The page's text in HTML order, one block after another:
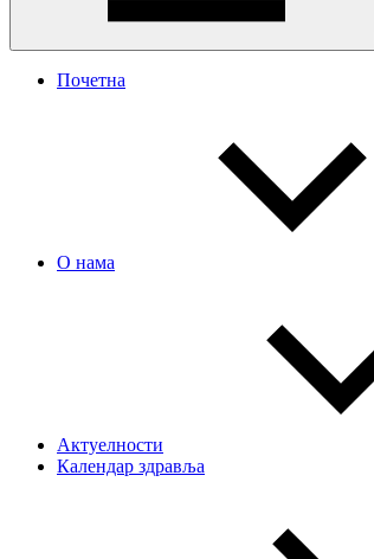
Почетна
О нама
Актуелности
Календар здравља